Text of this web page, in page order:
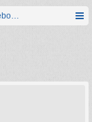
računari, servis